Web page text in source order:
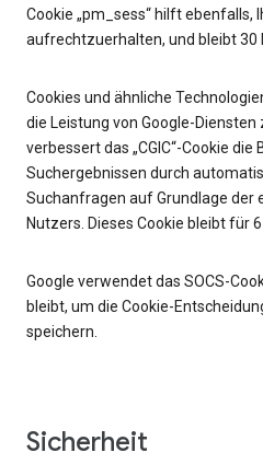
Cookie „pm_sess“ hilft ebenfalls,
aufrechtzuerhalten, und bleibt 30
Cookies und ähnliche
die Leistung von Google-Diensten
verbessert das „CGIC“-Cookie
Suchergebnissen durch
Suchanfragen auf Grundlage der
Nutzers. Dieses Cookie bleibt für
Google verwendet das SOCS-
bleibt, um die Cookie-
speichern.
Sicherheit